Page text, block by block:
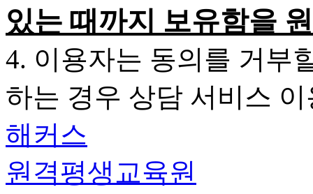
있는 때까지 보유함을
4. 이용자는 동의를 거부
하는 경우 상담 서비스
해커스
원격평생교육원